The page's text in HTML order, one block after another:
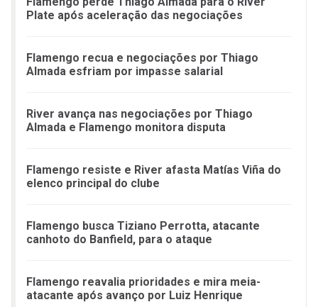
Plate após aceleração das negociações
Flamengo recua e negociações por Thiago
Almada esfriam por impasse salarial
River avança nas negociações por Thiago
Almada e Flamengo monitora disputa
Flamengo resiste e River afasta Matías Viña do
elenco principal do clube
Flamengo busca Tiziano Perrotta, atacante
canhoto do Banfield, para o ataque
Flamengo reavalia prioridades e mira meia-
atacante após avanço por Luiz Henrique